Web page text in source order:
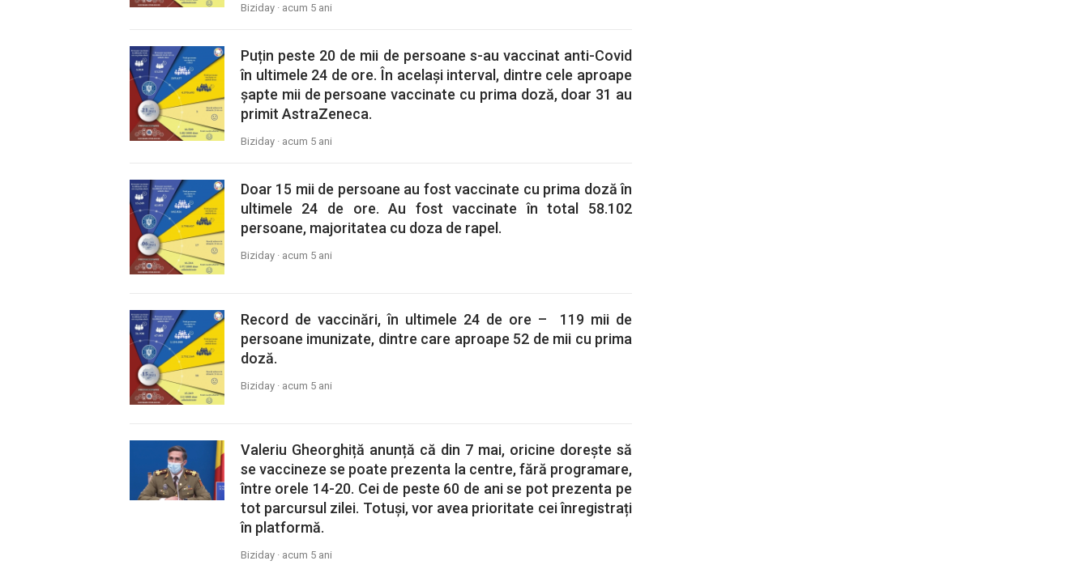
Biziday · acum 5 ani
Puțin peste 20 de mii de persoane s-au vaccinat anti-Covid
în ultimele 24 de ore. În același interval, dintre cele aproape
șapte mii de persoane vaccinate cu prima doză, doar 31 au
primit AstraZeneca.
Biziday · acum 5 ani
Doar 15 mii de persoane au fost vaccinate cu prima doză în
ultimele 24 de ore. Au fost vaccinate în total 58.102
persoane, majoritatea cu doza de rapel.
Biziday · acum 5 ani
Record de vaccinări, în ultimele 24 de ore – 119 mii de
persoane imunizate, dintre care aproape 52 de mii cu prima
doză.
Biziday · acum 5 ani
Valeriu Gheorghiță anunță că din 7 mai, oricine dorește să
se vaccineze se poate prezenta la centre, fără programare,
între orele 14-20. Cei de peste 60 de ani se pot prezenta pe
tot parcursul zilei. Totuși, vor avea prioritate cei înregistrați
în platformă.
Biziday · acum 5 ani